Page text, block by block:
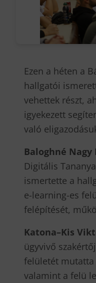
Ezen a héten a
hallgatói
vehettek részt,
igyekezett
való
Baloghné Nagy
Digitális
ismertette a
e-learning-es
felépítését,
Katona–Kis
ügyvivő
felületét mutatta
valamint a felü